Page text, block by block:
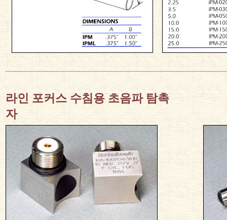
라인 포커스 수침용 초음파 탐촉
자